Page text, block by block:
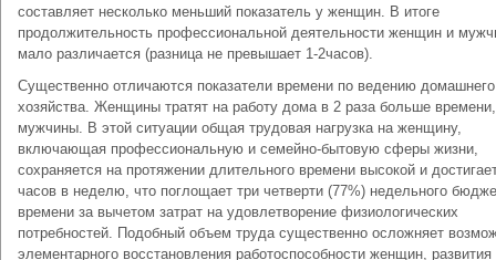
составляет несколько меньший показатель у женщин. В итоге
продолжительность профессиональной деятельности женщин и
мало различается (разница не превышает 1-2часов).
Существенно отличаются показатели времени по ведению домашнего
хозяйства. Женщины тратят на работу дома в 2 раза больше
мужчины. В этой ситуации общая трудовая нагрузка на женщину,
включающая профессиональную и семейно-бытовую сферы жизни,
сохраняется на протяжении длительного времени высокой и
часов в неделю, что поглощает три четверти (77%) недельного
времени за вычетом затрат на удовлетворение физиологических
потребностей. Подобный объем труда существенно осложняет
элементарного восстановления работоспособности женщин, развития